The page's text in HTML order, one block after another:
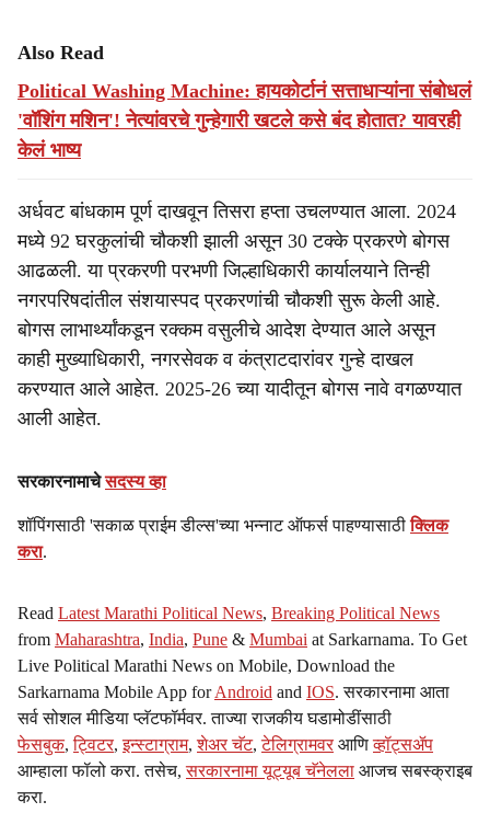
Also Read
Political Washing Machine: हायकोर्टानं सत्ताधाऱ्यांना संबोधलं
'वॉशिंग मशिन'! नेत्यांवरचे गुन्हेगारी खटले कसे बंद होतात? यावरही
केलं भाष्य
अर्धवट बांधकाम पूर्ण दाखवून तिसरा हप्ता उचलण्यात आला. 2024
मध्ये 92 घरकुलांची चौकशी झाली असून 30 टक्के प्रकरणे बोगस
आढळली. या प्रकरणी परभणी जिल्हाधिकारी कार्यालयाने तिन्ही
नगरपरिषदांतील संशयास्पद प्रकरणांची चौकशी सुरू केली आहे.
बोगस लाभार्थ्यांकडून रक्कम वसुलीचे आदेश देण्यात आले असून
काही मुख्याधिकारी, नगरसेवक व कंत्राटदारांवर गुन्हे दाखल
करण्यात आले आहेत. 2025-26 च्या यादीतून बोगस नावे वगळण्यात
आली आहेत.
सरकारनामाचेसदस्य व्हा
शॉपिंगसाठी 'सकाळ प्राईम डील्स'च्या भन्नाट ऑफर्स पाहण्यासाठीक्लिक
करा.
Read Latest Marathi Political News, Breaking Political News
from Maharashtra, India, Pune & Mumbai at Sarkarnama. To Get
Live Political Marathi News on Mobile, Download the
Sarkarnama Mobile App forAndroid and IOS. सरकारनामा आता
सर्व सोशल मीडिया प्लॅटफॉर्मवर. ताज्या राजकीय घडामोडींसाठी
फेसबुक,ट्विटर,इन्स्टाग्राम,शेअर चॅट,टेलिग्रामवर आणिव्हॉट्सॲप
आम्हाला फॉलो करा. तसेच,सरकारनामा यूट्यूब चॅनेलला आजच सबस्क्राइब
करा.